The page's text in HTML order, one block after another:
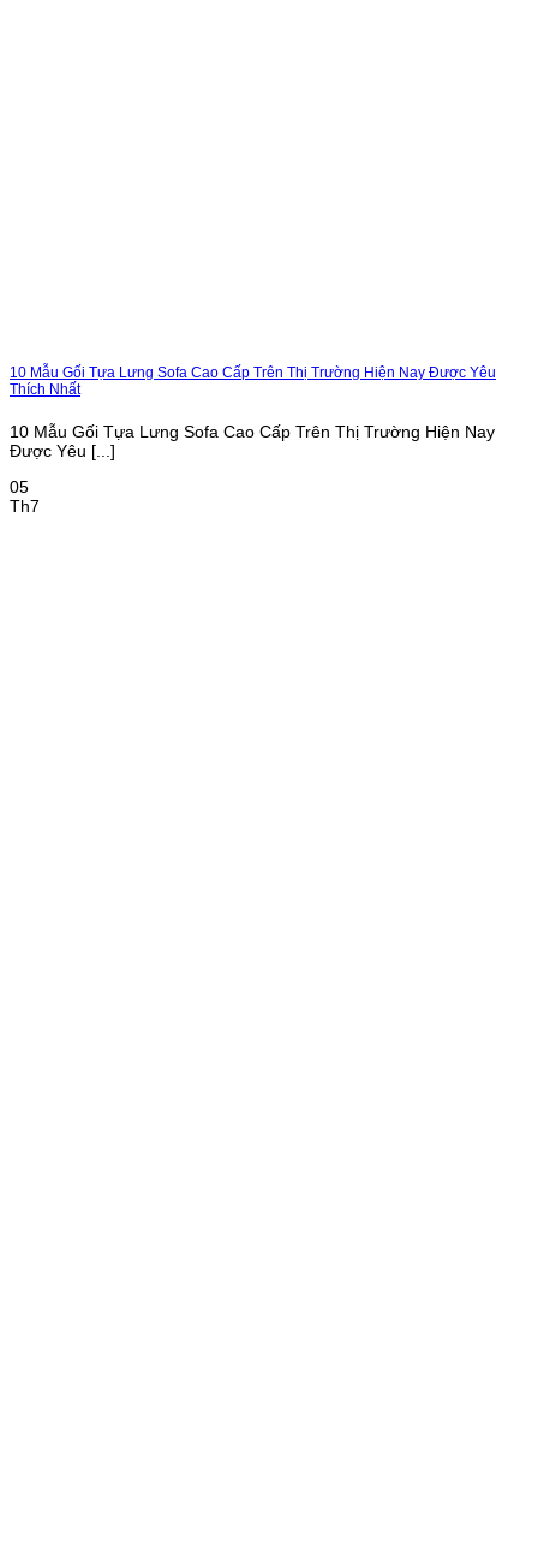
10 Mẫu Gối Tựa Lưng Sofa Cao Cấp Trên Thị Trường Hiện Nay Được Yêu
Thích Nhất
10 Mẫu Gối Tựa Lưng Sofa Cao Cấp Trên Thị Trường Hiện Nay
Được Yêu [...]
05
Th7